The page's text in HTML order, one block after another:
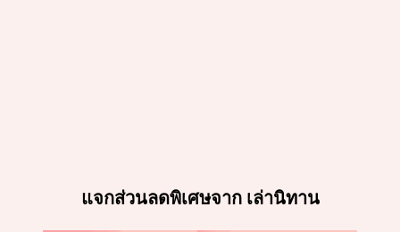
แจกส่วนลดพิเศษจาก เล่านิทาน